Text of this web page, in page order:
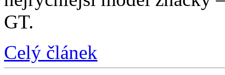
GT.
Celý článek